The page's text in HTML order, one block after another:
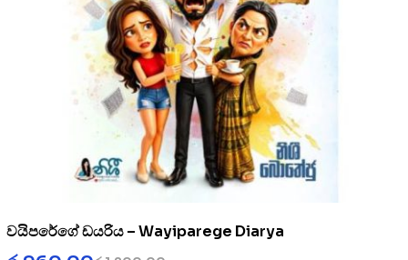
වයිපරේගේ ඩයරිය – Wayiparege Diarya